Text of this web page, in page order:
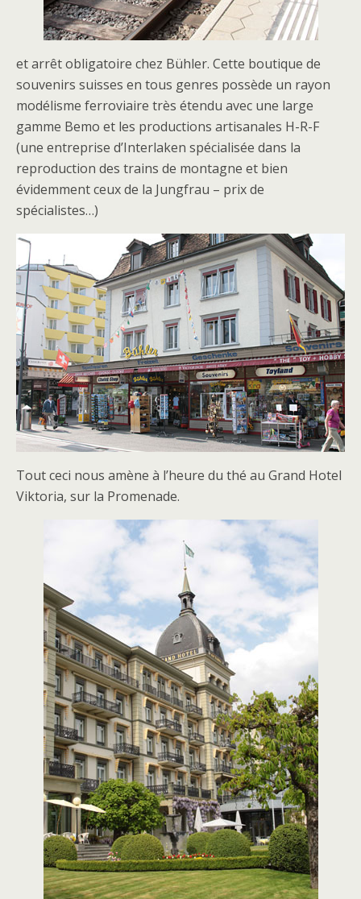
et arrêt obligatoire chez Bühler. Cette boutique de
souvenirs suisses en tous genres possède un rayon
modélisme ferroviaire très étendu avec une large
gamme Bemo et les productions artisanales H-R-F
(une entreprise d’Interlaken spécialisée dans la
reproduction des trains de montagne et bien
évidemment ceux de la Jungfrau – prix de
spécialistes…)
Tout ceci nous amène à l’heure du thé au Grand Hotel
Viktoria, sur la Promenade.